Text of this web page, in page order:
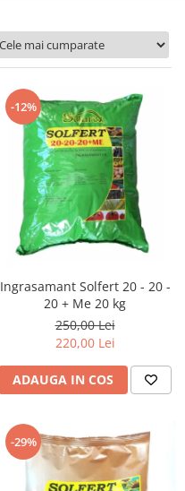
-12%
Ingrasamant Solfert 20 - 20 -
20 + Me 20 kg
250,00 Lei
220,00 Lei
ADAUGA IN COS
-29%